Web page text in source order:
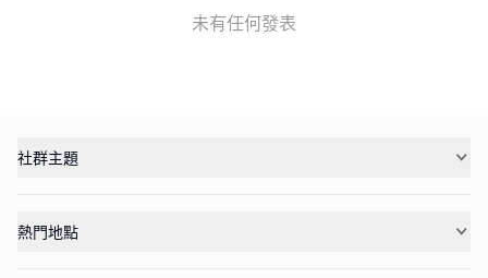
未有任何發表
社群主題
熱門地點